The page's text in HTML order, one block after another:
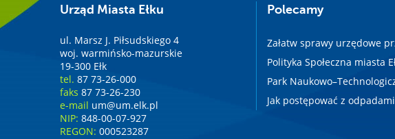
Urząd Miasta Ełku
ul. Marsz J. Piłsudskiego 4
woj. warmińsko-mazurskie
19-300 Ełk
tel. 87 73-26-000
faks 87 73-26-230
e-mail um@um.elk.pl
NIP: 848-00-07-927
REGON: 000523287
Polecamy
Załatw sprawy urzędowe
Polityka Społeczna miasta
Park
Jak postępować z